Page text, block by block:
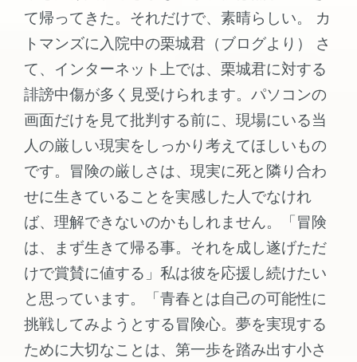
て帰ってきた。それだけで、素晴らしい。 カ
トマンズに入院中の栗城君（ブログより） さ
て、インターネット上では、栗城君に対する
誹謗中傷が多く見受けられます。パソコンの
画面だけを見て批判する前に、現場にいる当
人の厳しい現実をしっかり考えてほしいもの
です。冒険の厳しさは、現実に死と隣り合わ
せに生きていることを実感した人でなけれ
ば、理解できないのかもしれません。「冒険
は、まず生きて帰る事。それを成し遂げただ
けで賞賛に値する」私は彼を応援し続けたい
と思っています。「青春とは自己の可能性に
挑戦してみようとする冒険心。夢を実現する
ために大切なことは、第一歩を踏み出す小さ